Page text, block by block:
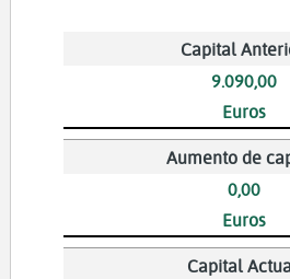
Capital
9.090,00
Euros
Aumento de
0,00
Euros
Capital